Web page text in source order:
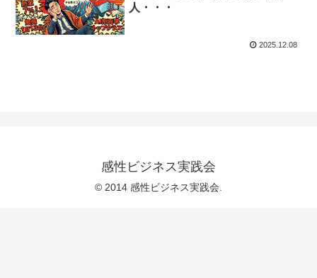
人・・・
2025.12.08
感性ビジネス実践会
© 2014 感性ビジネス実践会.